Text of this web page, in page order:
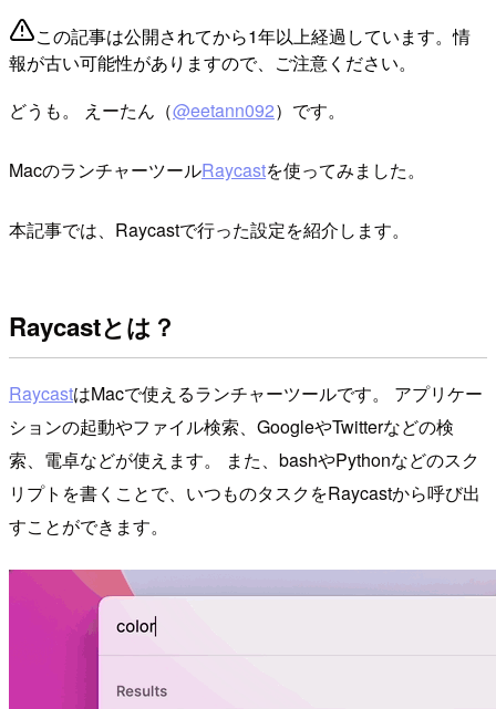
この記事は公開されてから1年以上経過しています。情
報が古い可能性がありますので、ご注意ください。
どうも。 えーたん（@eetann092）です。
MacのランチャーツールRaycastを使ってみました。
本記事では、Raycastで行った設定を紹介します。
Raycastとは？
RaycastはMacで使えるランチャーツールです。 アプリケー
ションの起動やファイル検索、GoogleやTwitterなどの検
索、電卓などが使えます。 また、bashやPythonなどのスク
リプトを書くことで、いつものタスクをRaycastから呼び出
すことができます。